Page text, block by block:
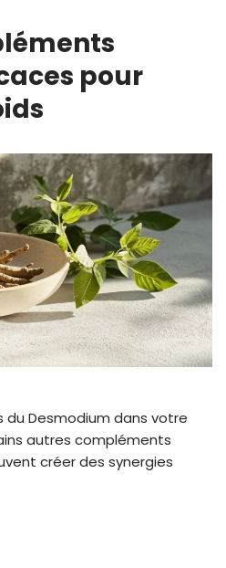
pour
du Desmodium dans votre
autres compléments
créer des synergies